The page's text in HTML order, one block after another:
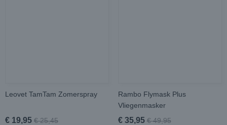
Leovet TamTam Zomerspray
€ 19,95 € 25,45
Rambo Flymask Plus
Vliegenmasker
€ 35,95 € 49,95